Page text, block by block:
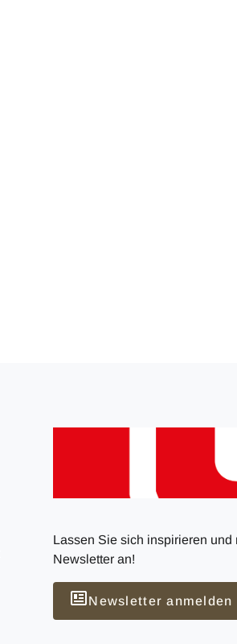
Lassen Sie sich inspirieren
Newsletter an!
Newsletter anmelden